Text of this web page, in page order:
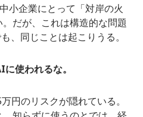
小企業にとって「対岸の火
だが、これは構造的な問題
、同じことは起こりうる。
使われるな。
円のリスクが隠れている。